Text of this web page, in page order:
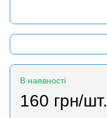
В наявності
160 грн/шт.